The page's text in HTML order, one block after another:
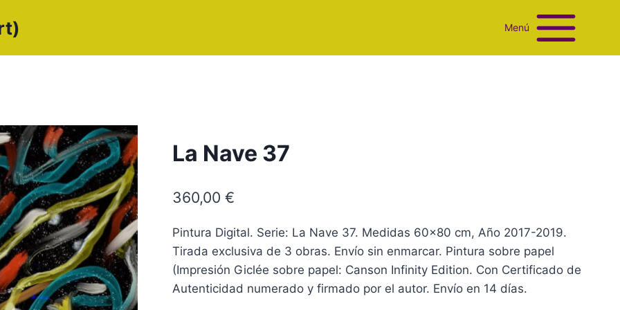
Menú
La Nave 37
360,00 €
Pintura Digital. Serie: La Nave 37. Medidas 60×80 cm, Año 2017-2019.
Tirada exclusiva de 3 obras. Envío sin enmarcar. Pintura sobre papel
(Impresión Giclée sobre papel: Canson Infinity Edition. Con Certificado de
Autenticidad numerado y firmado por el autor. Envío en 14 días.